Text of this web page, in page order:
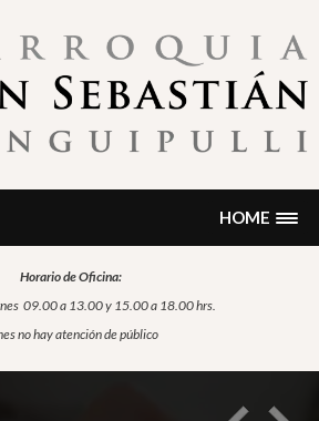
content
oración…
HOME
Horario de Oficina:
09.00 a 13.00 y 15.00 a 18.00 hrs.
no hay atención de público